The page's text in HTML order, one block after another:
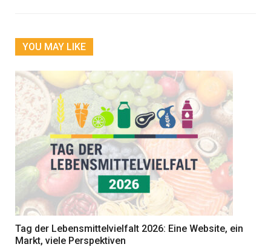
YOU MAY LIKE
Tag der Lebensmittelvielfalt 2026: Eine Website, ein
Markt, viele Perspektiven